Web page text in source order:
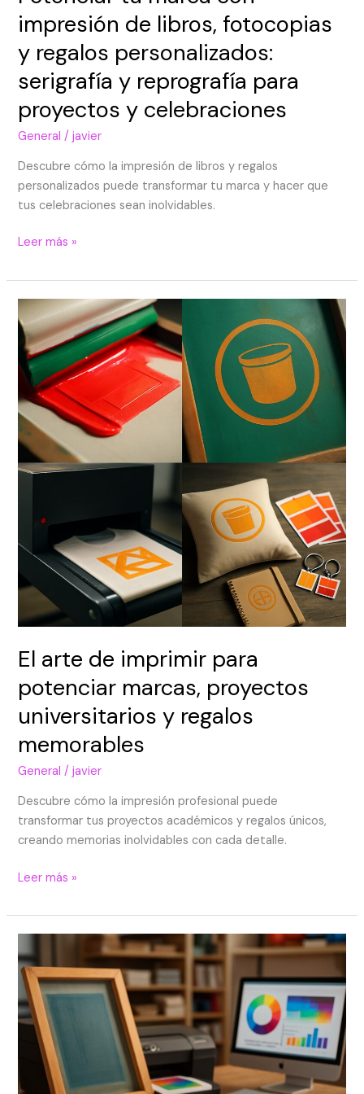
impresión de libros, fotocopias
y regalos personalizados:
serigrafía y reprografía para
proyectos y celebraciones
General /javier
Descubre cómo la impresión de libros y regalos
personalizados puede transformar tu marca y hacer que
tus celebraciones sean inolvidables.
Leer más »
El arte de imprimir para
potenciar marcas, proyectos
universitarios y regalos
memorables
General /javier
Descubre cómo la impresión profesional puede
transformar tus proyectos académicos y regalos únicos,
creando memorias inolvidables con cada detalle.
El
arte
de
imprimir
para
potenciar
marcas,
proyectos
universitarios
memorables
Leer más »
con
propósito:
serigrafía,
reprografía
regalos
que